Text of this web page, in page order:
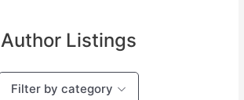
Author Listings
Filter by category